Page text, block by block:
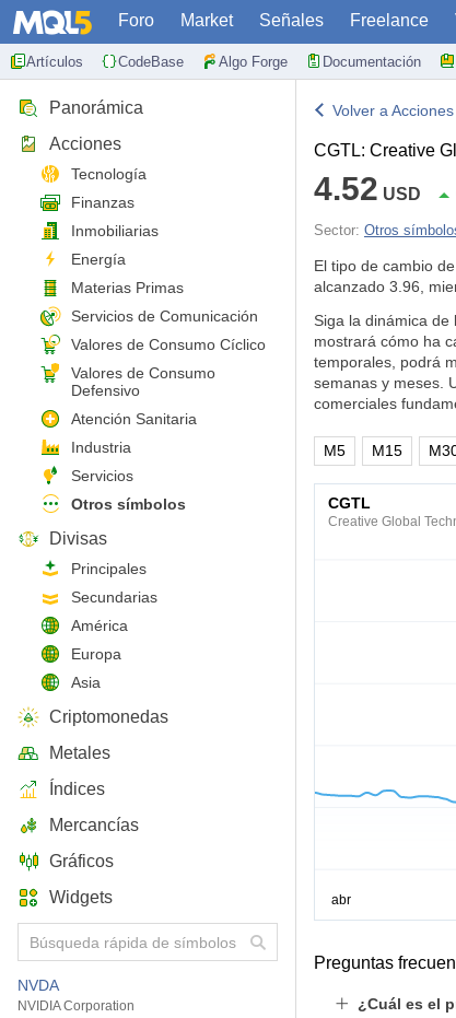
Foro Market Señales Freelance
Artículos CodeBase Algo Forge Documentación
Panorámica
Acciones
Tecnología
Finanzas
Inmobiliarias
Energía
Materias Primas
Servicios de Comunicación
Valores de Consumo Cíclico
Valores de Consumo
Defensivo
Atención Sanitaria
Industria
Servicios
Otros símbolos
Divisas
Principales
Secundarias
América
Europa
Asia
Criptomonedas
Metales
Índices
Mercancías
Gráficos
Widgets
NVDA
NVIDIA Corporation
Volver a Acciones
CGTL: Creative
4.52 USD
Sector: Otros
El tipo de cambio
alcanzado 3.96,
Siga la dinámica de
mostrará cómo ha
temporales, podrá
semanas y meses.
comerciales
M5 M15
CGTL
Creative Global
Preguntas
¿Cuál es el